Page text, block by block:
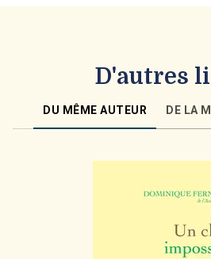
D'autres
DU MÊME AUTEUR DE LA